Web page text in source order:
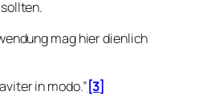
mag hier dienlich
in modo.” [3]